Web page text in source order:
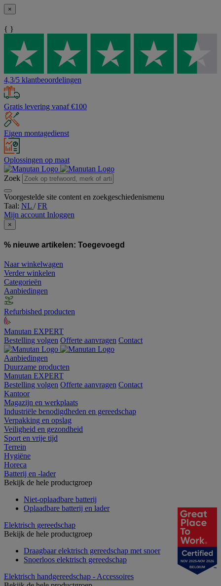
×
{ }
4,3/5 klantbeoordelingen
Gratis levering vanaf €100
Eigen montagedienst
Oplossingen op maat
Zoek
Voorgestelde site content en zoekgeschiedenismenu
Taal: NL /FR
Mijn account Inloggen
×
% nieuwe artikelen: Toegevoegd
Naar winkelwagen
Verder winkelen
Categorieën
Aanbiedingen
Refurbished producten
Manutan EXPERT
Bestelling volgen Offerte aanvragen Contact
Aanbiedingen
Duurzame producten
Manutan EXPERT
Bestelling volgen Offerte aanvragen Contact
Kantoor
Magazijn en werkplaats
Industriële benodigdheden en gereedschap
Verpakking en opslag
Veiligheid en gezondheid
Sport en vrije tijd
Terrein
Hygiëne
Horeca
Batterij en -lader
Bekijk de hele productgroep
Niet-oplaadbare batterij
Oplaadbare batterij en lader
Elektrisch gereedschap
Bekijk de hele productgroep
Draagbaar elektrisch gereedschap met snoer
Snoerloos elektrisch gereedschap
Elektrisch handgereedschap - Accessoires
NOV 2025-NOV 2026
BELGIUM